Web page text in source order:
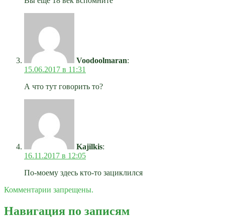
Voodoolmaran:
15.06.2017 в 11:31
А что тут говорить то?
Kajilkis:
16.11.2017 в 12:05
По-моему здесь кто-то зациклился
Комментарии запрещены.
Навигация по записям